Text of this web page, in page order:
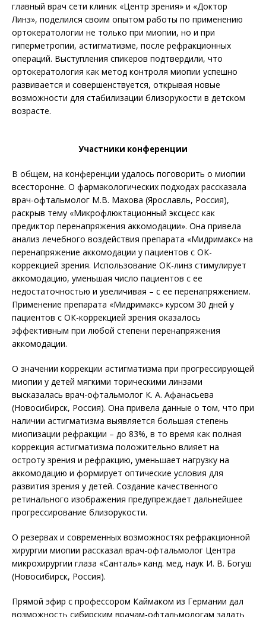
главный врач сети клиник «Центр зрения» и «Доктор
Линз», поделился своим опытом работы по применению
ортокератологии не только при миопии, но и при
гиперметропии, астигматизме, после рефракционных
операций. Выступления спикеров подтвердили, что
ортокератология как метод контроля миопии успешно
развивается и совершенствуется, открывая новые
возможности для стабилизации близорукости в детском
возрасте.
Участники конференции
В общем, на конференции удалось поговорить о миопии
всесторонне. О фармакологических подходах рассказала
врач-офтальмолог М.В. Махова (Ярославль, Россия),
раскрыв тему «Микрофлюктационный эксцесс как
предиктор перенапряжения аккомодации». Она привела
анализ лечебного воздействия препарата «Мидримакс» на
перенапряжение аккомодации у пациентов с ОК-
коррекцией зрения. Использование ОК-линз стимулирует
аккомодацию, уменьшая число пациентов с ее
недостаточностью и увеличивая – с ее перенапряжением.
Применение препарата «Мидримакс» курсом 30 дней у
пациентов с ОК-коррекцией зрения оказалось
эффективным при любой степени перенапряжения
аккомодации.
О значении коррекции астигматизма при прогрессирующей
миопии у детей мягкими торическими линзами
высказалась врач-офтальмолог К. А. Афанасьева
(Новосибирск, Россия). Она привела данные о том, что при
наличии астигматизма выявляется большая степень
миопизации рефракции – до 83%, в то время как полная
коррекция астигматизма положительно влияет на
остроту зрения и рефракцию, уменьшает нагрузку на
аккомодацию и формирует оптические условия для
развития зрения у детей. Создание качественного
ретинального изображения предупреждает дальнейшее
прогрессирование близорукости.
О резервах и современных возможностях рефракционной
хирургии миопии рассказал врач-офтальмолог Центра
микрохирургии глаза «Санталь» канд. мед. наук И. В. Богуш
(Новосибирск, Россия).
Прямой эфир с профессором Каймаком из Германии дал
возможность сибирским врачам-офтальмологам задать